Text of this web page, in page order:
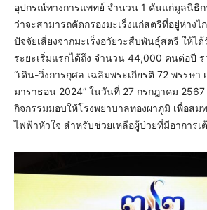
อุปกรณ์ทางการแพทย์ จำนวน 1 คันแก่มูลนิธิ
ว่าจะสามารถคัดกรองมะเร็งแก่สตรีที่อยู่ห่าง
ปัจจัยเสี่ยงจากมะเร็งอวัยวะสืบพันธุ์สตรี ให้ไ
ระยะเริ่มแรกได้ถึง จำนวน 44,000 คนต่อปี
“เดิน-วิ่งการกุศล เฉลิมพระเกียรติ 72 พรรษ
มาราธอน 2024” ในวันที่ 27 กรกฎาคม 2567
กิจกรรมมอบให้โรงพยาบาลทองผาภูมิ เพื่อสม
ไฟฟ้าหัวใจ สำหรับช่วยเหลือผู้ป่วยที่มีอาการเ